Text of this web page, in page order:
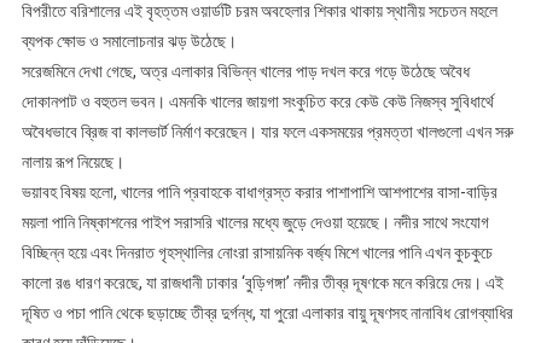
বিপরীতে বরিশালের এই বৃহত্তম ওয়ার্ডটি চরম অবহেলার শিকার থাকায় স্থানীয় সচেতন মহলে
ব্যপক ক্ষোভ ও সমালোচনার ঝড় উঠেছে।
সরেজমিনে দেখা গেছে, অত্র এলাকার বিভিন্ন খালের পাড় দখল করে গড়ে উঠেছে অবৈধ
দোকানপাট ও বহুতল ভবন। এমনকি খালের জায়গা সংকুচিত করে কেউ কেউ নিজস্ব সুবিধার্থে
অবৈধভাবে ব্রিজ বা কালভার্ট নির্মাণ করেছেন। যার ফলে একসময়ের প্রমত্তা খালগুলো এখন সরু
নালায় রূপ নিয়েছে।
ভয়াবহ বিষয় হলো, খালের পানি প্রবাহকে বাধাগ্রস্ত করার পাশাপাশি আশপাশের বাসা-বাড়ির
ময়লা পানি নিষ্কাশনের পাইপ সরাসরি খালের মধ্যে জুড়ে দেওয়া হয়েছে। নদীর সাথে সংযোগ
বিচ্ছিন্ন হয়ে এবং দিনরাত গৃহস্থালির নোংরা রাসায়নিক বর্জ্য মিশে খালের পানি এখন কুচকুচে
কালো রঙ ধারণ করেছে, যা রাজধানী ঢাকার ‘বুড়িগঙ্গা’ নদীর তীব্র দূষণকে মনে করিয়ে দেয়। এই
দূষিত ও পচা পানি থেকে ছড়াচ্ছে তীব্র দুর্গন্ধ, যা পুরো এলাকার বায়ু দূষণসহ নানাবিধ রোগব্যাধির